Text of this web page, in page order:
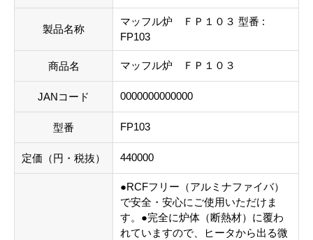
製品名称
マッフル炉 ＦＰ１０３ 型番 :
FP103
商品名 マッフル炉 ＦＰ１０３
JANコード 0000000000000
型番 FP103
定価（円・税抜） 440000
●RCFフリー（アルミナファイバ）
で安全・安心にご使用いただけま
す。●完全に炉体（断熱材）に覆わ
れていますので、ヒータから出る微